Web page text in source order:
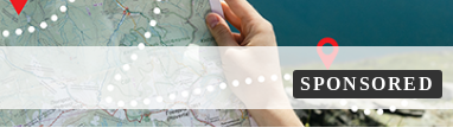
SPONSORED